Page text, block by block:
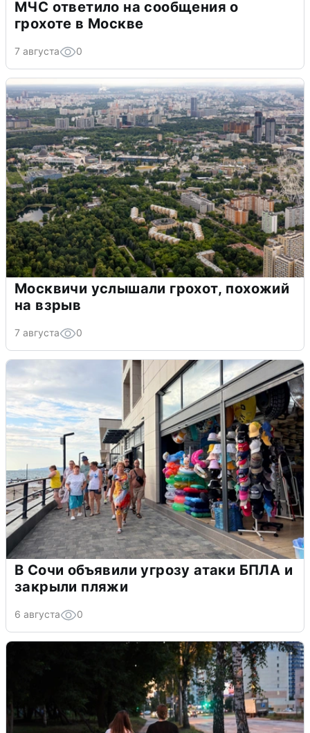
МЧС ответило на сообщения о
грохоте в Москве
7 августа 0
Москвичи услышали грохот, похожий
на взрыв
7 августа 0
В Сочи объявили угрозу атаки БПЛА и
закрыли пляжи
6 августа 0